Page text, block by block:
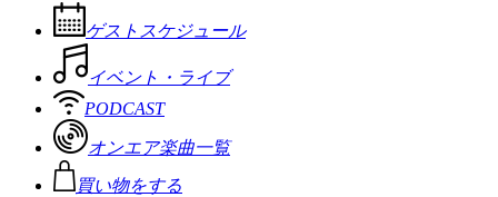
ゲストスケジュール
イベント・ライブ
PODCAST
オンエア楽曲一覧
買い物をする